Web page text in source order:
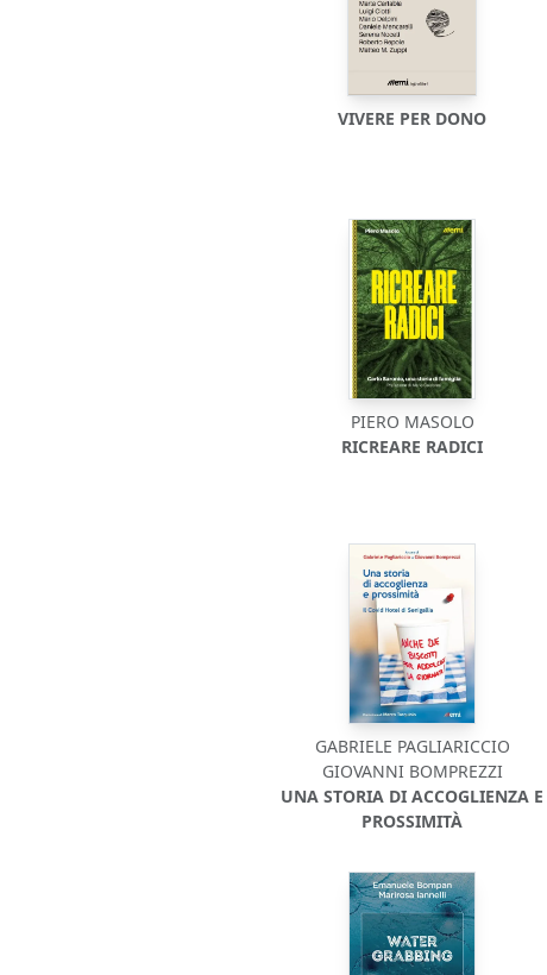
VIVERE PER DONO
PIERO MASOLO
RICREARE RADICI
GABRIELE PAGLIARICCIO
GIOVANNI BOMPREZZI
UNA STORIA DI ACCOGLIENZA E
PROSSIMITÀ